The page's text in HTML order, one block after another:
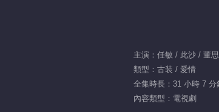
主演：任敏 / 此沙 / 董
類型：古装 / 爱情
全集時長：31 小時 7 分
內容類型：電視劇